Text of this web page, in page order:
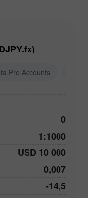
Accounts
0
1:1000
USD 10 000
0,007
-14,5